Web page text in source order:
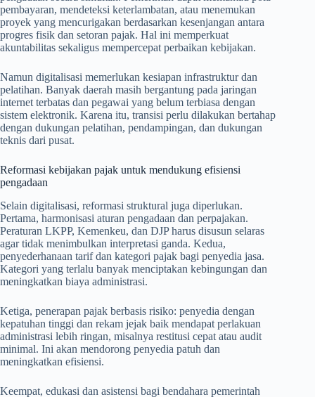
pembayaran, mendeteksi keterlambatan, atau menemukan
proyek yang mencurigakan berdasarkan kesenjangan antara
progres fisik dan setoran pajak. Hal ini memperkuat
akuntabilitas sekaligus mempercepat perbaikan kebijakan.
Namun digitalisasi memerlukan kesiapan infrastruktur dan
pelatihan. Banyak daerah masih bergantung pada jaringan
internet terbatas dan pegawai yang belum terbiasa dengan
sistem elektronik. Karena itu, transisi perlu dilakukan bertahap
dengan dukungan pelatihan, pendampingan, dan dukungan
teknis dari pusat.
Reformasi kebijakan pajak untuk mendukung efisiensi
pengadaan
Selain digitalisasi, reformasi struktural juga diperlukan.
Pertama, harmonisasi aturan pengadaan dan perpajakan.
Peraturan LKPP, Kemenkeu, dan DJP harus disusun selaras
agar tidak menimbulkan interpretasi ganda. Kedua,
penyederhanaan tarif dan kategori pajak bagi penyedia jasa.
Kategori yang terlalu banyak menciptakan kebingungan dan
meningkatkan biaya administrasi.
Ketiga, penerapan pajak berbasis risiko: penyedia dengan
kepatuhan tinggi dan rekam jejak baik mendapat perlakuan
administrasi lebih ringan, misalnya restitusi cepat atau audit
minimal. Ini akan mendorong penyedia patuh dan
meningkatkan efisiensi.
Keempat, edukasi dan asistensi bagi bendahara pemerintah